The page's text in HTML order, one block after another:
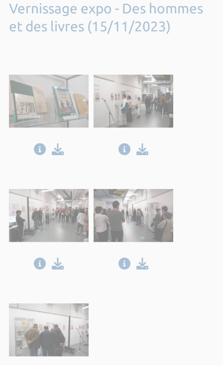
Vernissage expo - Des hommes
et des livres (15/11/2023)